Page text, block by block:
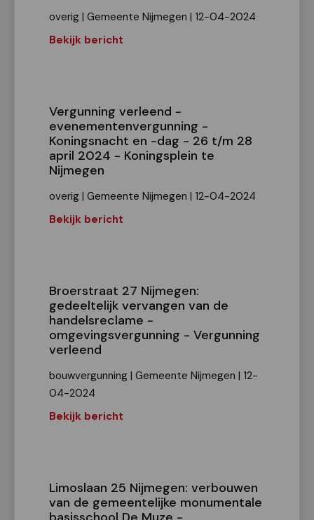
overig | Gemeente Nijmegen | 12-04-2024
Bekijk bericht
Vergunning verleend -
evenementenvergunning -
Koningsnacht en -dag - 26 t/m 28
april 2024 - Koningsplein te
Nijmegen
overig | Gemeente Nijmegen | 12-04-2024
Bekijk bericht
Broerstraat 27 Nijmegen:
gedeeltelijk vervangen van de
handelsreclame -
omgevingsvergunning - Vergunning
verleend
bouwvergunning | Gemeente Nijmegen | 12-
04-2024
Bekijk bericht
Limoslaan 25 Nijmegen: verbouwen
van de gemeentelijke monumentale